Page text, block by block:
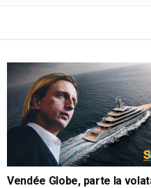
Vendée Globe, parte la